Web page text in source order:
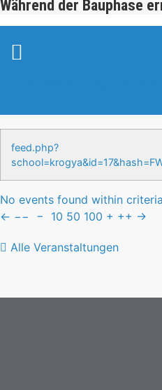
Während der Bauphase
feed.php?
No events found within criteria
← −− − 10 50 100 + ++ →
Alle Veranstaltungen